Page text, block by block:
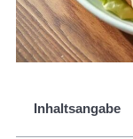
Inhaltsangabe